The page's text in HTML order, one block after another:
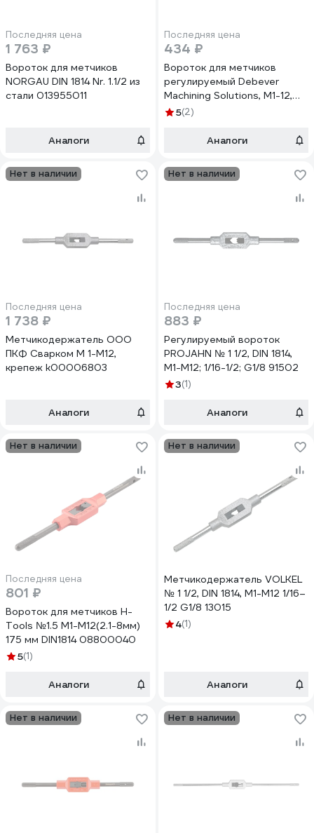
Последняя цена
1 763 ₽
Вороток для метчиков
NORGAU DIN 1814 Nr. 1.1/2 из
стали 013955011
Аналоги
Последняя цена
434 ₽
Вороток для метчиков
регулируемый Debever
Machining Solutions, М1-12,
DIN 1814 DB-TH112
5(2)
Аналоги
Нет в наличии
Последняя цена
1 738 ₽
Метчикодержатель ООО
ПКФ Сварком М 1-М12,
крепеж k00006803
Аналоги
Нет в наличии
Последняя цена
883 ₽
Регулируемый вороток
PROJAHN № 1 1/2, DIN 1814,
М1-М12; 1/16-1/2; G1/8 91502
3(1)
Аналоги
Нет в наличии
Последняя цена
801 ₽
Вороток для метчиков H-
Tools №1.5 M1-M12(2.1-8мм)
175 мм DIN1814 08800040
5(1)
Аналоги
Нет в наличии
Метчикодержатель VOLKEL
№ 1 1/2, DIN 1814, М1-М12 1/16–
1/2 G1/8 13015
4(1)
Аналоги
Нет в наличии Нет в наличии